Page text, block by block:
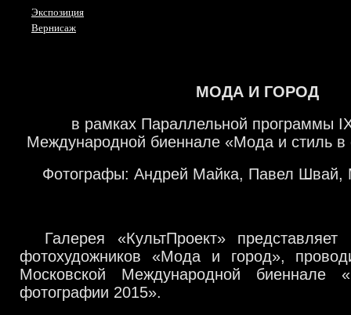
Экспозиция
Вернисаж
МОДА И ГОРОД
в рамках Параллельной программы
Международной биеннале «Мода и стиль в
Фотографы: Андрей Майка, Павел Швай,
Галерея «КультПроект»
фотохудожников «Мода и город»,
Московской Международной
фотографии 2015».